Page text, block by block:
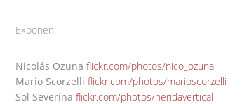
Exponen:
Nicolás Ozuna flickr.com/photos/nico_ozuna
Mario Scorzelli flickr.com/photos/marioscorzelli
Sol Severina flickr.com/photos/heridavertical